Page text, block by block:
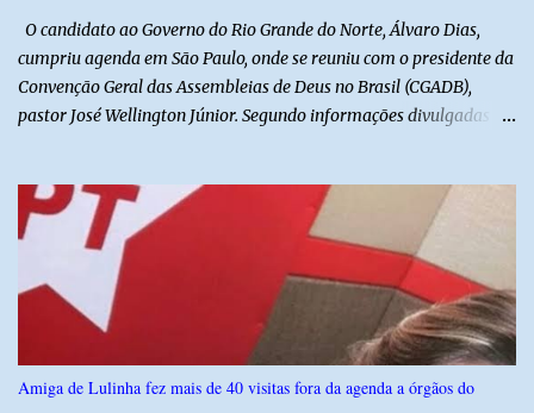
localização da caminhonete ou na identificação dos suspeitos pode
O candidato ao Governo do Rio Grande do Norte, Álvaro Dias,
cumpriu agenda em São Paulo, onde se reuniu com o presidente da
Convenção Geral das Assembleias de Deus no Brasil (CGADB),
pastor José Wellington Júnior. Segundo informações divulgadas
político nacional e estadual. De acordo com a campanha de Álvaro
Dias, o pastor José Wellington Júnior manifestou apoio à
candidatura e ressaltou a importância da participação dos cristãos
no processo democrático, defendendo a valorização de princípios
como a defesa da família, o combate à corrupção, o
enfrentamento às drogas e a proteção da vida. Ainda segundo a
campanha, o líder religioso afirmou que levará sua orientação às
lideranças da Assembleia de Deus no Rio Grande do Norte. A
Amiga de Lulinha fez mais de 40 visitas fora da agenda a órgãos do